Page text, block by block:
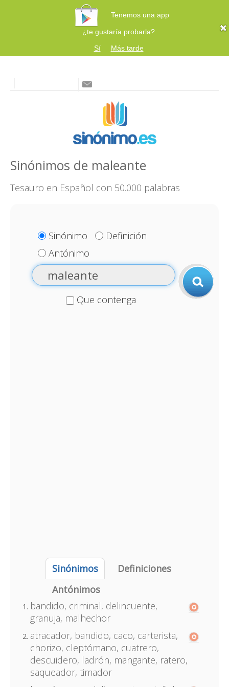
Tenemos una app
¿te gustaría probarla?
Sí
Más tarde
Sinónimos de maleante
Tesauro en Español con 50.000 palabras
Sinónimo
Definición
Antónimo
Que contenga
Sinónimos
Definiciones
Antónimos
bandido, criminal, delincuente,
granuja, malhechor
atracador, bandido, caco, carterista,
chorizo, cleptómano, cuatrero,
descuidero, ladrón, mangante, ratero,
saqueador, timador